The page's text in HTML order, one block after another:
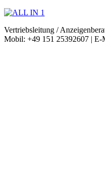
Vertriebsleitung /
Mobil: +49 151 25392607 |